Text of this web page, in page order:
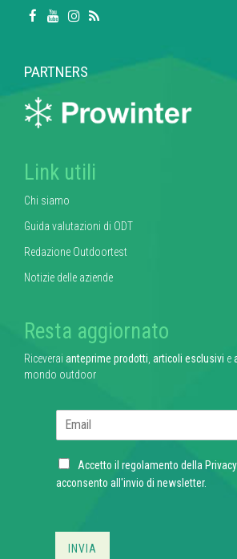
PARTNERS
Link utili
Chi siamo
Guida valutazioni di ODT
Redazione Outdoortest
Notizie delle aziende
Resta aggiornato
Riceverai anteprime prodotti articoli esclusivi e
mondo outdoor
l
C
h
Accetto il regolamento della
acconsento all'invio di newsletter.
INVIA